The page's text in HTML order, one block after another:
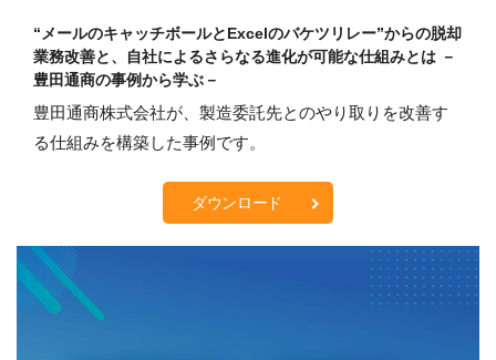
“メールのキャッチボールとExcelのバケツリレー”からの脱却
業務改善と、自社によるさらなる進化が可能な仕組みとは －
豊田通商の事例から学ぶ－
豊田通商株式会社が、製造委託先とのやり取りを改善す
る仕組みを構築した事例です。
ダウンロード